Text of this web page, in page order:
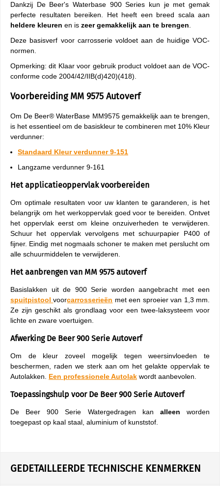
Dankzij De Beer's Waterbase 900 Series kun je met gemak
perfecte resultaten bereiken. Het heeft een breed scala aan
heldere kleuren en is zeer gemakkelijk aan te brengen
Deze basisverf voor carrosserie voldoet aan de huidige VOC-
normen.
Opmerking: dit Klaar voor gebruik product voldoet aan de VOC-
conforme code 2004/42/IIB(d)420)(418).
Voorbereiding MM 9575 Autoverf
Om De Beer® WaterBase MM9575 gemakkelijk aan te brengen,
is het essentieel om de basiskleur te combineren met 10% Kleur
verdunner:
Standaard Kleur verdunner 9-151
Langzame verdunner 9-161
Het applicatieoppervlak voorbereiden
Om optimale resultaten voor uw klanten te garanderen, is het
belangrijk om het werkoppervlak goed voor te bereiden. Ontvet
het oppervlak eerst om kleine onzuiverheden te verwijderen.
Schuur het oppervlak vervolgens met schuurpapier P400 of
fijner. Eindig met nogmaals schoner te maken met perslucht om
alle schuurmiddelen te verwijderen.
Het aanbrengen van MM 9575 autoverf
Basislakken uit de 900 Serie worden aangebracht met een
spuitpistoolvoorcarrosserieën met een sproeier van 1,3 mm.
Ze zijn geschikt als grondlaag voor een twee-laksysteem voor
lichte en zware voertuigen.
Afwerking De Beer 900 Serie Autoverf
Om de kleur zoveel mogelijk tegen weersinvloeden te
beschermen, raden we sterk aan om het gelakte oppervlak te
Autolakken. Een professionele Autolak wordt aanbevolen.
Toepassingshulp voor De Beer 900 Serie Autoverf
De Beer 900 Serie Watergedragen kan alleenworden
toegepast op kaal staal, aluminium of kunststof.
GEDETAILLEERDE TECHNISCHE KENMERKEN